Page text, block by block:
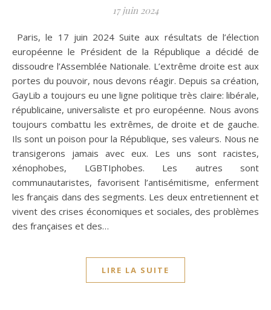
17 juin 2024
Paris, le 17 juin 2024 Suite aux résultats de l’élection
européenne le Président de la République a décidé de
dissoudre l’Assemblée Nationale. L’extrême droite est aux
portes du pouvoir, nous devons réagir. Depuis sa création,
GayLib a toujours eu une ligne politique très claire: libérale,
républicaine, universaliste et pro européenne. Nous avons
toujours combattu les extrêmes, de droite et de gauche.
Ils sont un poison pour la République, ses valeurs. Nous ne
transigerons jamais avec eux. Les uns sont racistes,
xénophobes, LGBTIphobes. Les autres sont
communautaristes, favorisent l’antisémitisme, enferment
les français dans des segments. Les deux entretiennent et
vivent des crises économiques et sociales, des problèmes
des françaises et des…
LIRE LA SUITE